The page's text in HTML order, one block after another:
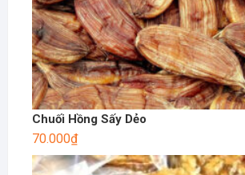
Chuối Hồng Sấy Dẻo
70.000₫